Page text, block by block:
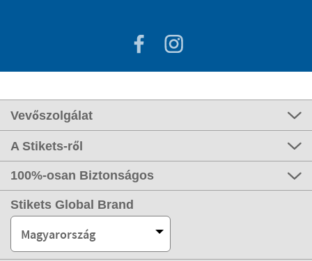
Vevőszolgálat
A Stikets-ről
100%-osan Biztonságos
Stikets Global Brand
Magyarország